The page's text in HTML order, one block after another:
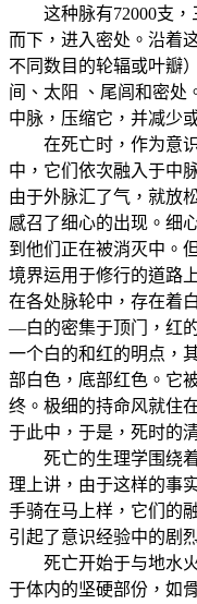
这种脉有72000支，
而下，进入密处。沿着
不同数目的轮辐或叶瓣
间、太阳 、尾闾和密处
中脉，压缩它，并减少
在死亡时，作为意识
中，它们依次融入于中
由于外脉汇了气，就放
感召了细心的出现。细
到他们正在被消灭中。
境界运用于修行的道路
在各处脉轮中，存在着
—白的密集于顶门，红
一个白的和红的明点，
部白色，底部红色。它
终。极细的持命风就住
于此中，于是，死时的
死亡的生理学围绕着
理上讲，由于这样的事
手骑在马上样，它们的
引起了意识经验中的剧
死亡开始于与地水火
于体内的坚硬部份，如